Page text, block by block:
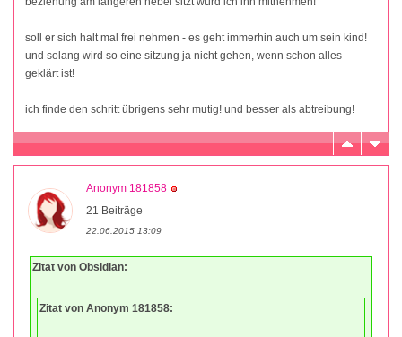
soll er sich halt mal frei nehmen - es geht immerhin auch um sein kind!
und solang wird so eine sitzung ja nicht gehen, wenn schon alles
geklärt ist!
ich finde den schritt übrigens sehr mutig! und besser als abtreibung!
Anonym 181858
21 Beiträge
22.06.2015 13:09
Zitat von Obsidian:
Zitat von Anonym 181858: